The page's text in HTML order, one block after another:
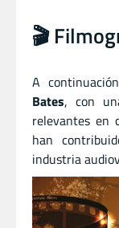
🎬
A
Bates, con
relevantes en
han
industria